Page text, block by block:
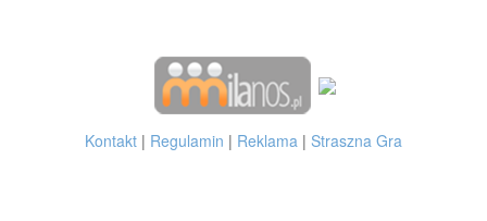
Kontakt | Regulamin | Reklama | Straszna Gra